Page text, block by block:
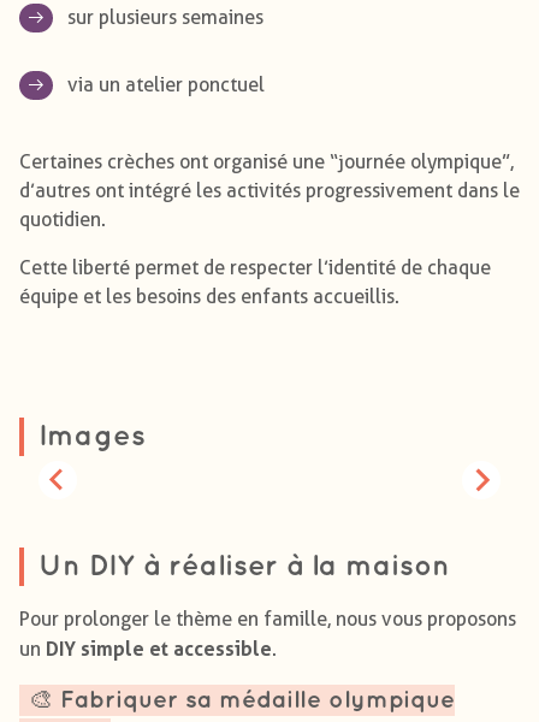
sur plusieurs semaines
via un atelier ponctuel
Certaines crèches ont organisé une “journée olympique”,
d’autres ont intégré les activités progressivement dans le
quotidien.
Cette liberté permet de respecter l’identité de chaque
équipe et les besoins des enfants accueillis.
Images
Un DIY à réaliser à la maison
Pour prolonger le thème en famille, nous vous proposons
un DIY simple et accessible.
🎨 Fabriquer sa médaille olympique